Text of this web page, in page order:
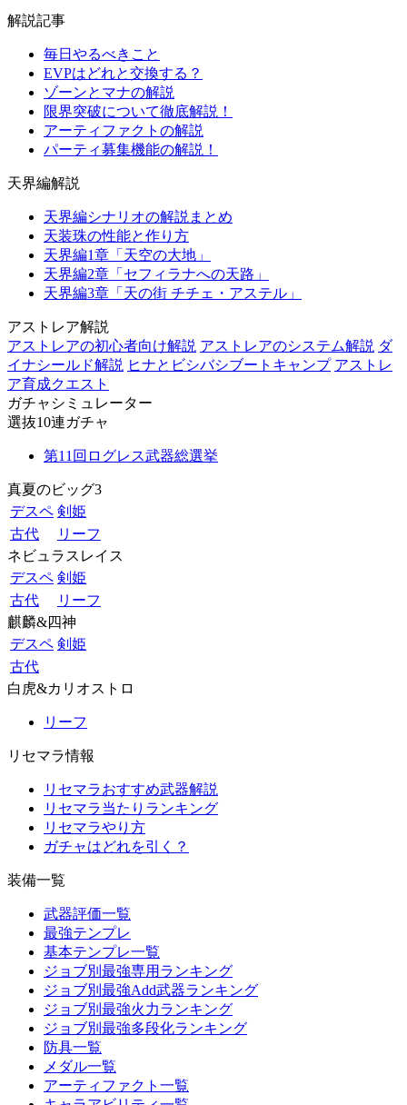
解説記事
毎日やるべきこと
EVPはどれと交換する？
ゾーンとマナの解説
限界突破について徹底解説！
アーティファクトの解説
パーティ募集機能の解説！
天界編解説
天界編シナリオの解説まとめ
天装珠の性能と作り方
天界編1章「天空の大地」
天界編2章「セフィラナへの天路」
天界編3章「天の街 チチェ・アステル」
アストレア解説
アストレアの初心者向け解説 アストレアのシステム解説 ダ
イナシールド解説 ヒナとビシバシブートキャンプ アストレ
ア育成クエスト
ガチャシミュレーター
選抜10連ガチャ
第11回ログレス武器総選挙
真夏のビッグ3
デスペ 剣姫
古代
リーフ
ネビュラスレイス
デスペ 剣姫
古代
リーフ
麒麟&四神
デスペ 剣姫
古代
白虎&カリオストロ
リーフ
リセマラ情報
リセマラおすすめ武器解説
リセマラ当たりランキング
リセマラやり方
ガチャはどれを引く？
装備一覧
武器評価一覧
最強テンプレ
基本テンプレ一覧
ジョブ別最強専用ランキング
ジョブ別最強Add武器ランキング
ジョブ別最強火力ランキング
ジョブ別最強多段化ランキング
防具一覧
メダル一覧
アーティファクト一覧